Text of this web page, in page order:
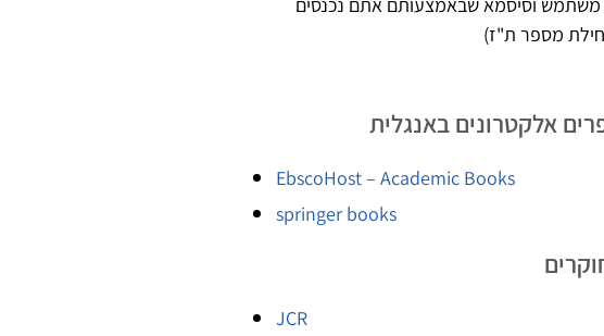
וסיסמא שבאמצעותם אתם נכנסים
מספר ת"ז)
אלקטרונים באנגלית
EbscoHost – Academic Books
springer books
JCR